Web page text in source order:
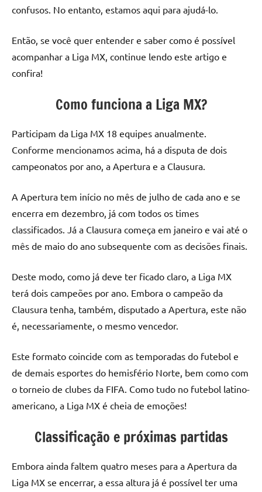
confusos. No entanto, estamos aqui para ajudá-lo.
Então, se você quer entender e saber como é possível
acompanhar a Liga MX, continue lendo este artigo e
confira!
Como funciona a Liga MX?
Participam da Liga MX 18 equipes anualmente.
Conforme mencionamos acima, há a disputa de dois
campeonatos por ano, a Apertura e a Clausura.
A Apertura tem início no mês de julho de cada ano e se
encerra em dezembro, já com todos os times
classificados. Já a Clausura começa em janeiro e vai até o
mês de maio do ano subsequente com as decisões finais.
Deste modo, como já deve ter ficado claro, a Liga MX
terá dois campeões por ano. Embora o campeão da
Clausura tenha, também, disputado a Apertura, este não
é, necessariamente, o mesmo vencedor.
Este formato coincide com as temporadas do futebol e
de demais esportes do hemisfério Norte, bem como com
o torneio de clubes da FIFA. Como tudo no futebol latino-
americano, a Liga MX é cheia de emoções!
Classificação e próximas partidas
Embora ainda faltem quatro meses para a Apertura da
Liga MX se encerrar, a essa altura já é possível ter uma